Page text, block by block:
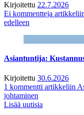
Kirjoitettu 22.7.2026
Ei kommentteja
edelleen
Asiantuntija:
Kirjoitettu 30.6.2026
1 kommentti artikkeliin
johtaminen
Lisää uutisia